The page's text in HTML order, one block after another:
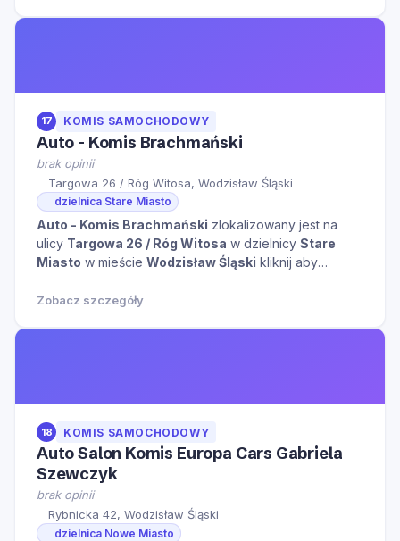
17 KOMIS SAMOCHODOWY
Auto - Komis Brachmański
brak opinii
Targowa 26 / Róg Witosa, Wodzisław Śląski
dzielnica Stare Miasto
Auto - Komis Brachmański zlokalizowany jest na
ulicy Targowa 26 / Róg Witosa w dzielnicy Stare
Miasto w mieście Wodzisław Śląski kliknij aby
Zobacz szczegóły
18 KOMIS SAMOCHODOWY
Auto Salon Komis Europa Cars Gabriela
Szewczyk
brak opinii
Rybnicka 42, Wodzisław Śląski
dzielnica Nowe Miasto